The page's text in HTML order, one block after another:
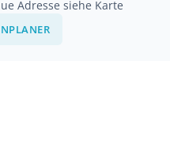
Adresse siehe Karte